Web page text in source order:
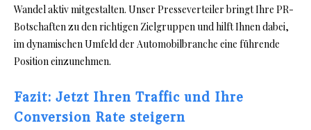
Wandel aktiv mitgestalten. Unser Presseverteiler bringt Ihre PR-
Botschaften zu den richtigen Zielgruppen und hilft Ihnen dabei,
im dynamischen Umfeld der Automobilbranche eine führende
Position einzunehmen.
Fazit: Jetzt Ihren Traffic und Ihre
Conversion Rate steigern